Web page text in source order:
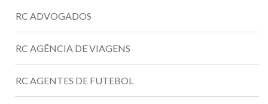
RC ADVOGADOS
RC AGÊNCIA DE VIAGENS
RC AGENTES DE FUTEBOL